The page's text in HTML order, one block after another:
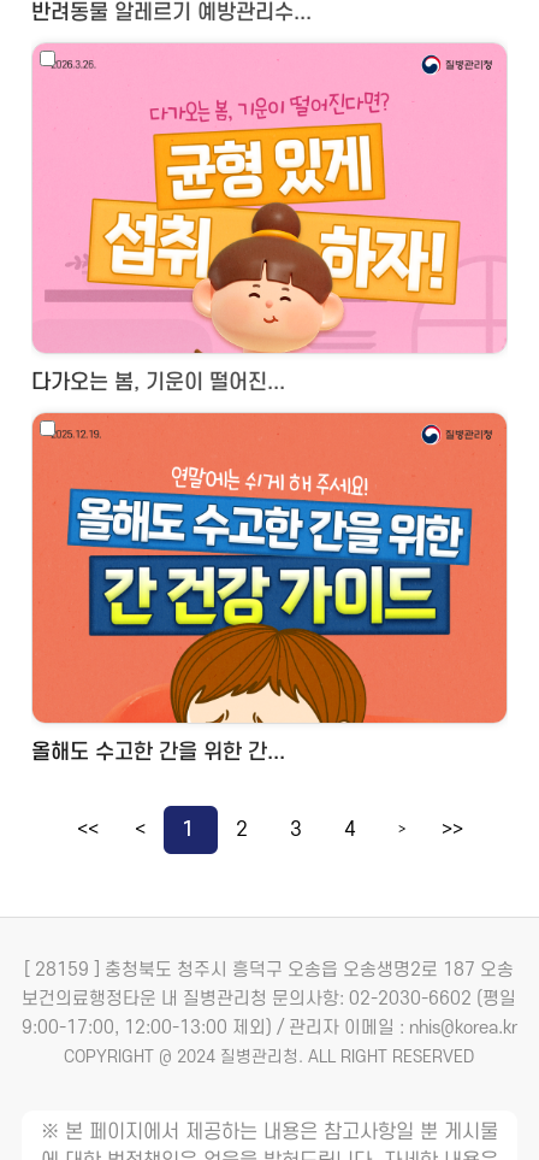
반려동물 알레르기 예방관리수...
다가오는 봄, 기운이 떨어진...
올해도 수고한 간을 위한 간...
<< < 1 2 3 4 > >>
[ 28159 ] 충청북도 청주시 흥덕구 오송읍 오송생명2로 187 오송
보건의료행정타운 내 질병관리청 문의사항: 02-2030-6602 (평일
9:00-17:00, 12:00-13:00 제외) / 관리자 이메일 : nhis@korea.kr
COPYRIGHT @ 2024 질병관리청. ALL RIGHT RESERVED
※ 본 페이지에서 제공하는 내용은 참고사항일 뿐 게시물